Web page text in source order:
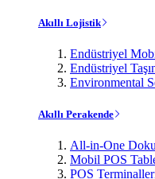
Akıllı Lojistik
Endüstriyel
Endüstriyel
Environmental
Akıllı Perakende
All-in-One
Mobil POS
POS